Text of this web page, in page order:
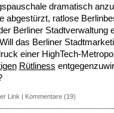
dramatisch
abgestürzt, ratlose
Berliner Stadtverwaltung
das Berliner
einer HighTech-
Rütliness
Link | Kommentare (19)